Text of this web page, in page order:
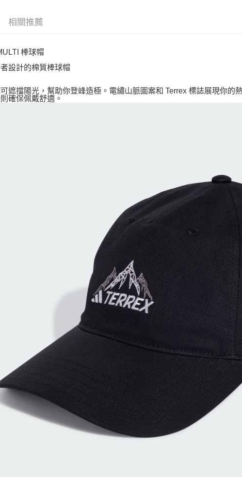
相關推薦
棒球帽
設計的棉質棒球帽
遮擋陽光，幫助你登峰造極。電繡山脈圖案和 Terrex 標誌展現你的
確保佩戴舒適。